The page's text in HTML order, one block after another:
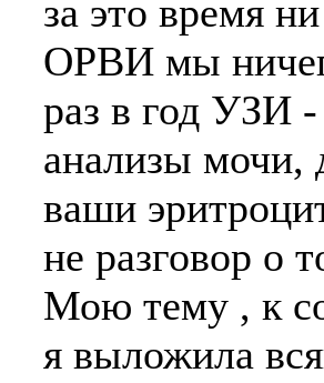
за это время
ОРВИ мы
раз в год УЗИ
анализы мочи,
ваши
не разговор о
Мою тему , к
я выложила